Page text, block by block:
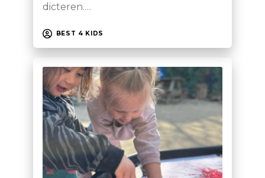
dicteren.…
BEST 4 KIDS